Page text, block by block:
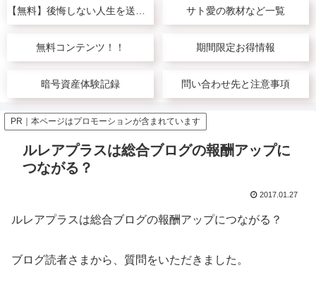
サト愛の教材など一覧
無料コンテンツ！！ 期間限定お得情報
暗号資産体験記録 問い合わせ先と注意事項
PR｜本ページはプロモーションが含まれています
ルレアプラスは総合ブログの報酬アップに
つながる？
2017.01.27
ルレアプラスは総合ブログの報酬アップにつながる？
ブログ読者さまから、質問をいただきました。